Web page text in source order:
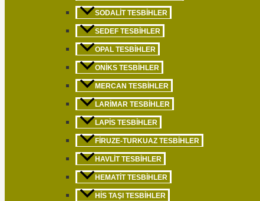
SODALIT TESBIHLER
SEDEF TESBIHLER
OPAL TESBIHLER
ONIKS TESBIHLER
MERCAN TESBIHLER
LARIMAR TESBIHLER
LAPIS TESBIHLER
FIRUZE-TURKUAZ TESBIHLER
HAVLIT TESBIHLER
HEMATIT TESBIHLER
HIS TAŞI TESBIHLER